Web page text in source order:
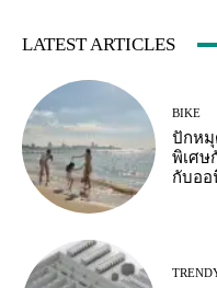
LATEST ARTICLES
BIKE
ปักหมุ
พิเศษ
กับออ